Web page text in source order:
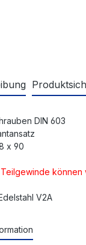
DIN 603
x 90
können
V2A